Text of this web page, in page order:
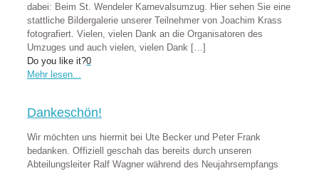
dabei: Beim St. Wendeler Karnevalsumzug. Hier sehen Sie eine
stattliche Bildergalerie unserer Teilnehmer von Joachim Krass
fotografiert. Vielen, vielen Dank an die Organisatoren des
Umzuges und auch vielen, vielen Dank […]
Do you like it?0
Mehr lesen...
Dankeschön!
Wir möchten uns hiermit bei Ute Becker und Peter Frank
bedanken. Offiziell geschah das bereits durch unseren
Abteilungsleiter Ralf Wagner während des Neujahrsempfangs